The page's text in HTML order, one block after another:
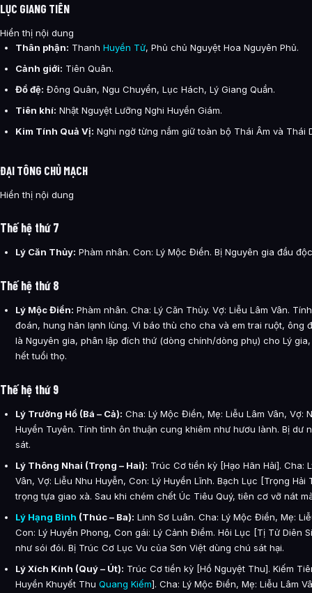
Hình ảnh về Huyền Giám Tiên Tộc
Bài Viết Liên Quan
Huyền Giám Tiên Tộc là ai?
Huyền Giám Tiên Tộc xuất hiện trong tác phẩm nào?
Thông tin về Huyền Giám Tiên Tộc được tổng hợp từ đâu?
LỤC GIANG TIÊN
Hiển thị nội dung
Thân phận: Thanh Huyền Tử, Phủ chủ Nguyệt Hoa Nguyên Phủ.
Cảnh giới: Tiên Quân.
Đồ đệ: Đông Quân, Ngu Chuyển, Lục Hách, Lý Giang Quần.
Tiên khí: Nhật Nguyệt Lưỡng Nghi Huyền Giám.
Kim Tính Quả Vị: Nghi ngờ từng nắm giữ toàn bộ Thái Âm và Thái
ĐẠI TÔNG CHỦ MẠCH
Hiển thị nội dung
Thế hệ thứ 7
Lý Căn Thủy: Phàm nhân. Con: Lý Mộc Điền. Bị Nguyên gia đầu
Thế hệ thứ 8
Lý Mộc Điền: Phàm nhân. Cha: Lý Căn Thủy. Vợ: Liễu Lâm Vân.
đoán, hung hãn lạnh lùng. Vì báo thù cho cha và em trai ruột, ông
là Nguyên gia, phân lập đích thứ (dòng chính/dòng phụ) cho Lý gia,
hết tuổi thọ.
Thế hệ thứ 9
Lý Trường Hồ (Bá – Cả): Cha: Lý Mộc Điền, Mẹ: Liễu Lâm Vân, Vợ:
Huyền Tuyên. Tính tình ôn thuận cung khiêm như hươu lành. Bị dư
sát.
Lý Thông Nhai (Trọng – Hai): Trúc Cơ tiền kỳ [Hạo Hãn Hải]. Cha:
Vân, Vợ: Liễu Nhu Huyễn, Con: Lý Huyền Lĩnh. Bạch Lục [Trọng Hải
trọng tựa giao xà. Sau khi chém chết Úc Tiêu Quý, tiên cơ vỡ nát
Lý Hạng Bình (Thúc – Ba): Linh Sơ Luân. Cha: Lý Mộc Điền, Mẹ:
Con: Lý Huyền Phong, Con gái: Lý Cảnh Điềm. Hôi Lục [Tị Tử Diên
như sói đói. Bị Trúc Cơ Lục Vu của Sơn Việt dùng chú sát hại.
Lý Xích Kính (Quý – Út): Trúc Cơ tiền kỳ [Hồ Nguyệt Thu]. Kiếm
Huyền Khuyết Thu Quang Kiếm]. Cha: Lý Mộc Điền, Mẹ: Liễu Lâm